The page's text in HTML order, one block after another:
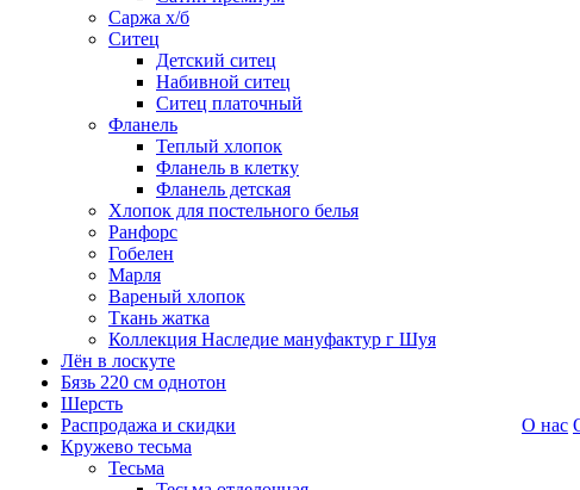
Саржа х/б
Ситец
Детский ситец
Набивной ситец
Ситец платочный
Фланель
Теплый хлопок
Фланель в клетку
Фланель детская
Хлопок для постельного белья
Ранфорс
Гобелен
Марля
Вареный хлопок
Ткань жатка
Коллекция Наследие мануфактур г Шуя
Лён в лоскуте
Бязь 220 см однотон
Шерсть
Распродажа и скидки
Кружево тесьма
Тесьма
О нас